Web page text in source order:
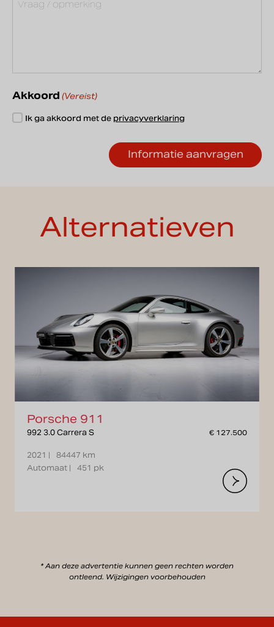
Akkoord (Vereist)
Ik ga akkoord met de privacyverklaring
Alternatieven
Porsche 911
992 3.0 Carrera S € 127.500
2021 |
84447 km
Automaat |
451 pk
* Aan deze advertentie kunnen geen rechten worden
ontleend. Wijzigingen voorbehouden